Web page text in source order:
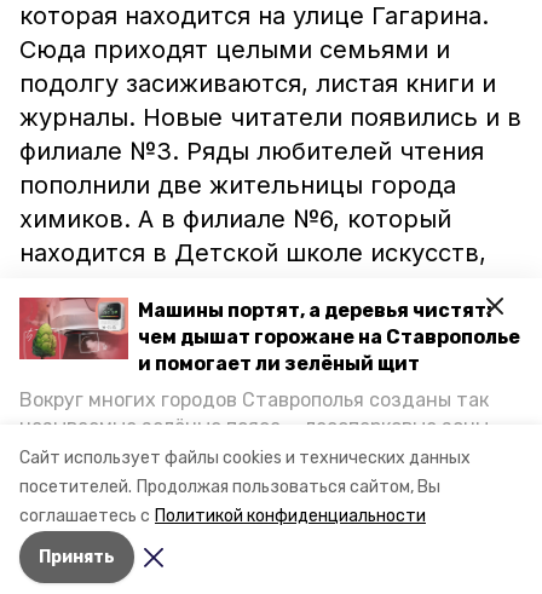
Сайт использует файлы cookies и технических данных
посетителей. Продолжая пользоваться сайтом, Вы
соглашаетесь с Политикой конфиденциальности
Принять
Машины портят, а деревья чистят:
чем дышат горожане на Ставрополье
и помогает ли зелёный щит
Вокруг многих городов Ставрополья созданы так
называемые зелёные пояса — лесопарковые зоны,
снижающие негативное воздействие выхлопных
газов на атмосферу. Справляются ли они с
постоянно растущим потоком автотранспорта и
каким воздухом дышат жители края, узнала
корреспондент «Победы26».
которая находится на улице Гагарина.
Сюда приходят целыми семьями и
подолгу засиживаются, листая книги и
журналы. Новые читатели появились и в
филиале №3. Ряды любителей чтения
пополнили две жительницы города
химиков. А в филиале №6, который
находится в Детской школе искусств,
воспитанники изостудии «Акварель».
Невинномысска сообщал, что
библиотекари сняли новые версии
старых российских фильмов.
Авторы: Ольга Самсонова